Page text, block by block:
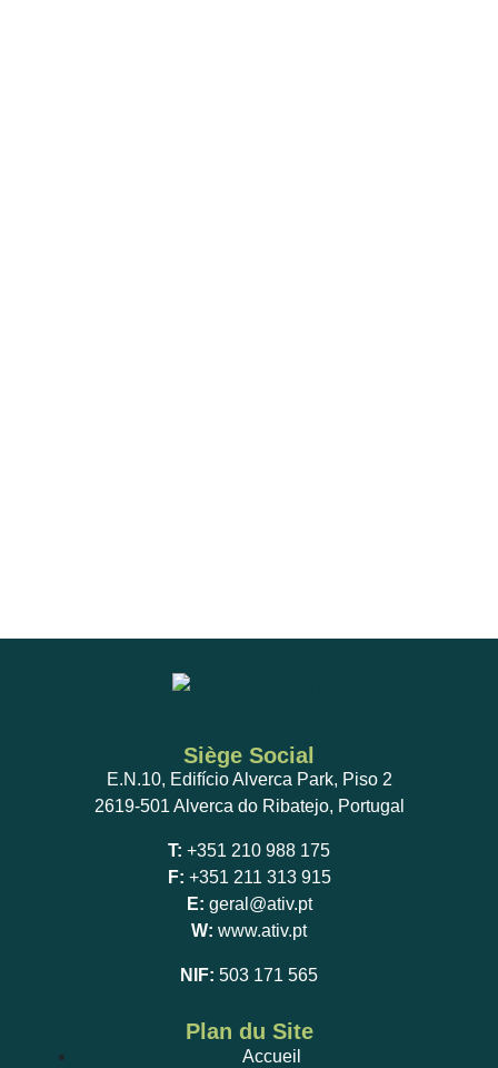
Siège Social
E.N.10, Edifício Alverca Park, Piso 2
2619-501 Alverca do Ribatejo, Portugal
T: +351 210 988 175
F: +351 211 313 915
E: geral@ativ.pt
W: www.ativ.pt
NIF: 503 171 565
Plan du Site
Accueil